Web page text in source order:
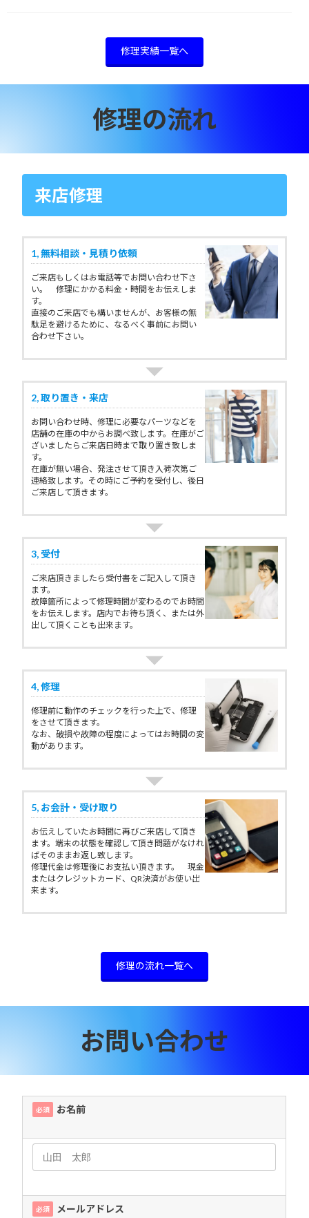
修理実績一覧へ
修理の流れ
来店修理
1,無料相談・見積り依頼
ご来店もしくはお電話等でお問い合わせ下さ
い。 修理にかかる料金・時間をお伝えしま
す。
直接のご来店でも構いませんが、お客様の無
駄足を避けるために、なるべく事前にお問い
合わせ下さい。
2, 取り置き・来店
お問い合わせ時、修理に必要なパーツなどを
店舗の在庫の中からお調べ致します。在庫がご
ざいましたらご来店日時まで取り置き致しま
す。
在庫が無い場合、発注させて頂き入荷次第ご
連絡致します。その時にご予約を受付し、後日
ご来店して頂きます。
3, 受付
ご来店頂きましたら受付書をご記入して頂き
ます。
故障箇所によって修理時間が変わるのでお時間
をお伝えします。店内でお待ち頂く、または外
出して頂くことも出来ます。
4, 修理
修理前に動作のチェックを行った上で、修理
をさせて頂きます。
なお、破損や故障の程度によってはお時間の変
動があります。
5, お会計・受け取り
お伝えしていたお時間に再びご来店して頂き
ます。端末の状態を確認して頂き問題がなけれ
ばそのままお返し致します。
修理代金は修理後にお支払い頂きます。 現金
またはクレジットカード、QR決済がお使い出
来ます。
修理の流れ一覧へ
お問い合わせ
必須 お名前
必須 メールアドレス